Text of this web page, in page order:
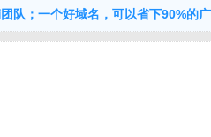
队；一个好域名，可以省下90%的